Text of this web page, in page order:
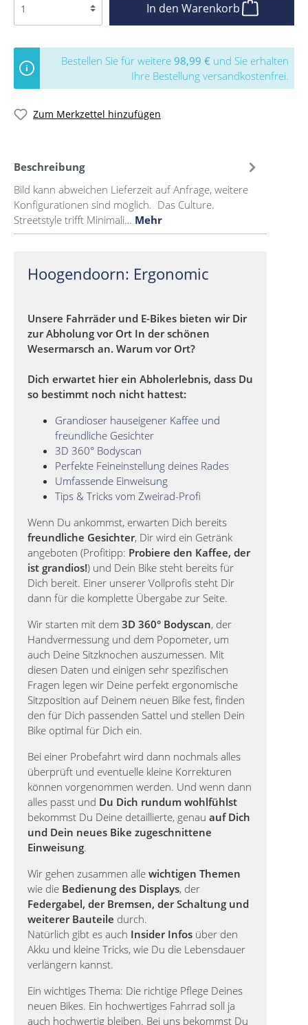
In den Warenkorb
Bestellen Sie für weitere 98,99 € und Sie erhalten
Ihre Bestellung versandkostenfrei.
Zum Merkzettel hinzufügen
Beschreibung
Bild kann abweichen Lieferzeit auf Anfrage, weitere
Konfigurationen sind möglich. Das Culture.
Streetstyle trifft Minimali… Mehr
Hoogendoorn: Ergonomic
Unsere Fahrräder und E-Bikes bieten wir Dir
zur Abholung vor Ort In der schönen
Wesermarsch an. Warum vor Ort?
Dich erwartet hier ein Abholerlebnis, dass Du
so bestimmt noch nicht hattest:
Grandioser hauseigener Kaffee und
freundliche Gesichter
3D 360° Bodyscan
Perfekte Feineinstellung deines Rades
Umfassende Einweisung
Tips & Tricks vom Zweirad-Profi
Wenn Du ankommst, erwarten Dich bereits
freundliche Gesichter, Dir wird ein Getränk
angeboten (Profitipp: Probiere den Kaffee, der
ist grandios!) und Dein Bike steht bereits für
Dich bereit. Einer unserer Vollprofis steht Dir
dann für die komplette Übergabe zur Seite.
Wir starten mit dem 3D 360° Bodyscan, der
Handvermessung und dem Popometer, um
auch Deine Sitzknochen auszumessen. Mit
diesen Daten und einigen sehr spezifischen
Fragen legen wir Deine perfekt ergonomische
Sitzposition auf Deinem neuen Bike fest, finden
den für Dich passenden Sattel und stellen Dein
Bike optimal für Dich ein.
Bei einer Probefahrt wird dann nochmals alles
überprüft und eventuelle kleine Korrekturen
können vorgenommen werden. Und wenn dann
alles passt und Du Dich rundum wohlfühlst
bekommst Du Deine detaillierte, genau auf Dich
und Dein neues Bike zugeschnittene
Einweisung.
Wir gehen zusammen alle wichtigen Themen
wie die Bedienung des Displays, der
Federgabel, der Bremsen, der Schaltung und
weiterer Bauteile durch.
Natürlich gibt es auch Insider Infos über den
Akku und kleine Tricks, wie Du die Lebensdauer
verlängern kannst.
Ein wichtiges Thema: Die richtige Pflege Deines
neuen Bikes. Ein hochwertiges Fahrrad soll ja
auch hochwertig bleiben. Bei uns bekommst Du